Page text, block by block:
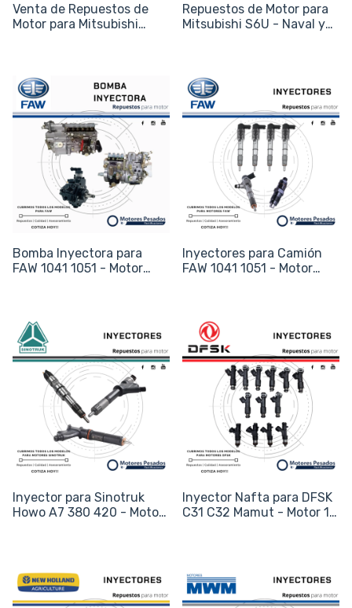
Venta de Repuestos de
Motor para Mitsubishi
Repuestos de Motor para
Mitsubishi S6U - Naval y
Bomba Inyectora para
FAW 1041 1051 - Motor
Inyectores para Camión
FAW 1041 1051 - Motor
Inyector para Sinotruk
Howo A7 380 420 - Motor
Inyector Nafta para DFSK
C31 C32 Mamut - Motor 1.5